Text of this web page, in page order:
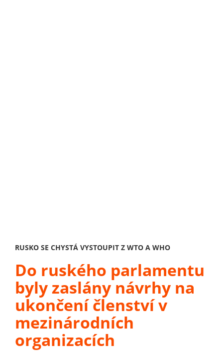
RUSKO SE CHYSTÁ VYSTOUPIT Z WTO A WHO
Do ruského parlamentu
byly zaslány návrhy na
ukončení členství v
mezinárodních
organizacích